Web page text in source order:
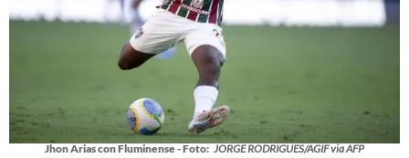
Jhon Arias con Fluminense - Foto: JORGE RODRIGUES/AGIF via AFP